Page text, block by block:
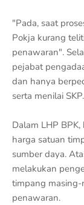
"Pada, saat
Pokja kurang
penawaran".
pejabat
dan hanya
serta menilai SKP.
Dalam LHP
harga satuan
sumber daya.
melakukan
timpang masing-
penawaran.